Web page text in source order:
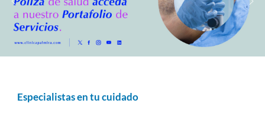
Especialistas en tu cuidado